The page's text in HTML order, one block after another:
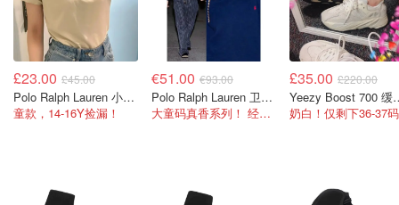
£23.00 £45.00
Polo Ralph Lauren 小马T恤
童款，14-16Y捡漏！
€51.00 €93.00
Polo Ralph Lauren 卫衣 大童款
大童码真香系列！ 经典Logo卫衣百搭耐看
£35.00 £220.00
Yeezy
奶白！仅剩下36-37码